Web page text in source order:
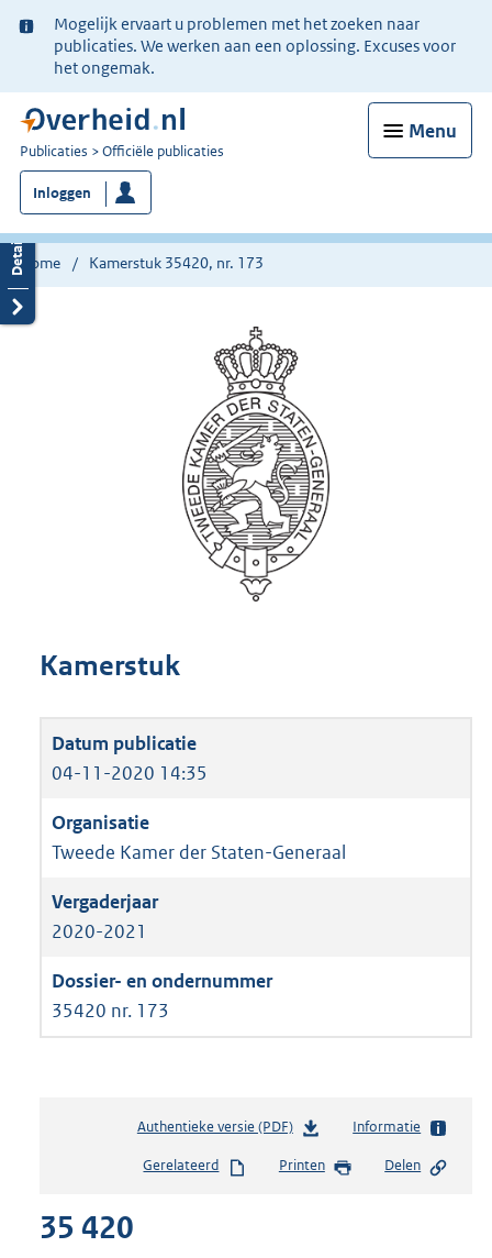
Ter
informatie:
Mogelijk ervaart u problemen met het zoeken naar
publicaties. We werken aan een oplossing. Excuses voor
het ongemak.
Menu
U
bent
nu
hier:
Publicaties Officiële publicaties
Inloggen
Home Kamerstuk 35420, nr. 173
Kamerstuk
04-11-2020 14:35
Tweede Kamer der Staten-Generaal
2020-2021
35420 nr. 173
Authentieke versie (PDF)b
s
Informatie
Gerelateerd Printen Delen
35 420